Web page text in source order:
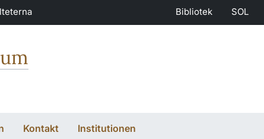
Bibliotek SOL
Kontakt Institutionen